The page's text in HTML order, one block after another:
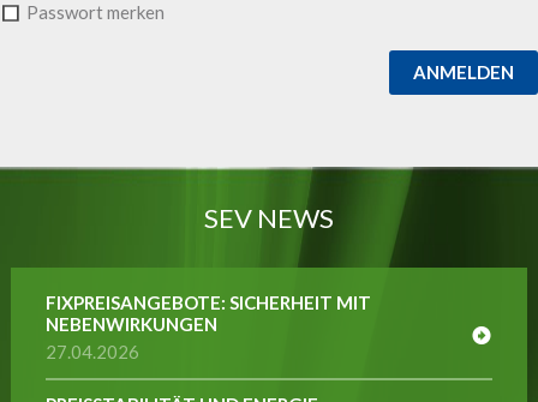
Passwort merken
ANMELDEN
SEV NEWS
FIXPREISANGEBOTE: SICHERHEIT MIT
NEBENWIRKUNGEN
27.04.2026